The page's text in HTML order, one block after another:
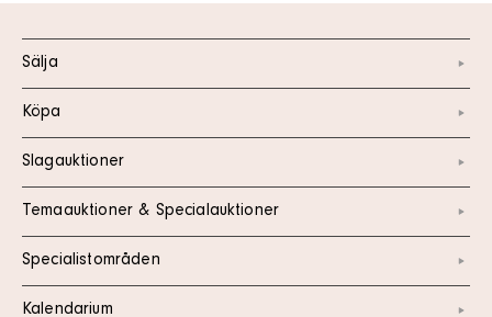
Sälja
Köpa
Slagauktioner
Temaauktioner & Specialauktioner
Specialistområden
Kalendarium